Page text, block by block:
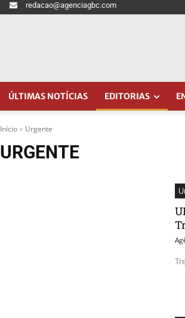
redacao@agenciagbc.com
ÚLTIMAS NOTÍCIAS EDITORIAS
Início Urgente
URGENTE